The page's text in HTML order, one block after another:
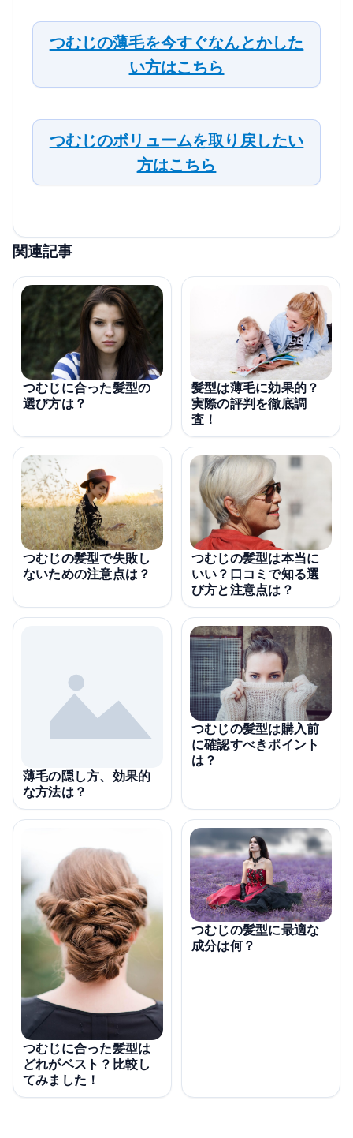
つむじの薄毛を今すぐなんとかした
い方はこちら
つむじのボリュームを取り戻したい
方はこちら
関連記事
つむじに合った髪型の
選び方は？
髪型は薄毛に効果的？
実際の評判を徹底調
査！
つむじの髪型で失敗し
ないための注意点は？
つむじの髪型は本当に
いい？口コミで知る選
び方と注意点は？
薄毛の隠し方、効果的
な方法は？
つむじの髪型は購入前
に確認すべきポイント
は？
つむじに合った髪型は
どれがベスト？比較し
てみました！
つむじの髪型に最適な
成分は何？